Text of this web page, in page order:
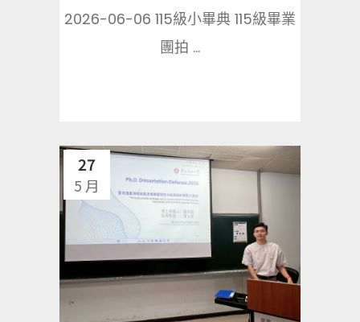
2026-06-06 115級小畢典 115級畢業
團拍 ...
27
5 月